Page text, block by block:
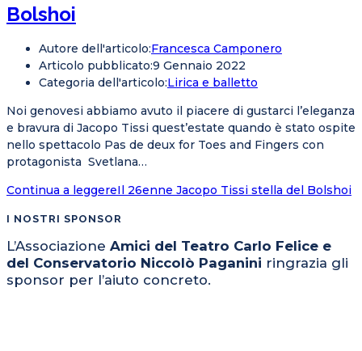
Bolshoi
Autore dell'articolo:Francesca Camponero
Articolo pubblicato:9 Gennaio 2022
Categoria dell'articolo:Lirica e balletto
Noi genovesi abbiamo avuto il piacere di gustarci l’eleganza
e bravura di Jacopo Tissi quest’estate quando è stato ospite
nello spettacolo Pas de deux for Toes and Fingers con
protagonista Svetlana…
Continua a leggereIl 26enne Jacopo Tissi stella del Bolshoi
I NOSTRI SPONSOR
L’Associazione Amici del Teatro Carlo Felice e
del Conservatorio Niccolò Paganini ringrazia gli
sponsor per l’aiuto concreto.